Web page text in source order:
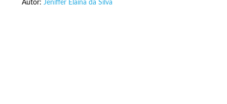
Autor: Jeniffer Elaina da Silva